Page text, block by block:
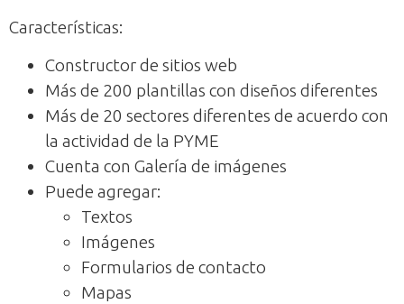
Características:
Constructor de sitios web
Más de 200 plantillas con diseños diferentes
Más de 20 sectores diferentes de acuerdo con
la actividad de la PYME
Cuenta con Galería de imágenes
Puede agregar:
Textos
Imágenes
Formularios de contacto
Mapas